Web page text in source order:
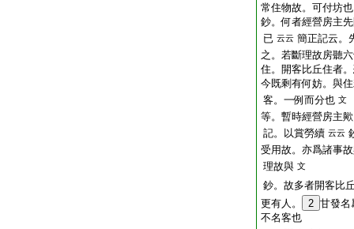
常住物故。可付坊也
鈔。何者經營房主
已 云云 簡正記云。
之。若斷理故房聽
住。開客比丘住者
今既剩有何妨。與
客。一例而分也 文
等。暫時經營房主歟
記。以賞勞續 云云
受用故。亦爲諸事
理故與 文
鈔。故多者開客比
更有人。
2 甘發名
不名客也